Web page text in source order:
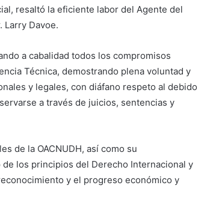
resaltó la eficiente labor del Agente del
Larry Davoe.
a cabalidad todos los compromisos
Técnica, demostrando plena voluntad y
y legales, con diáfano respeto al debido
a través de juicios, sentencias y
de la OACNUDH, así como su
los principios del Derecho Internacional y
y el progreso económico y